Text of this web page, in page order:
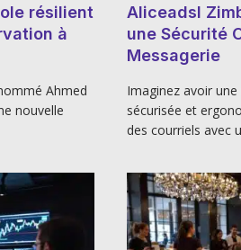
résilient
à
Ahmed
nouvelle
Aliceadsl
une Sécurité
Messagerie
Imaginez avoir
sécurisée et
des courriels avec